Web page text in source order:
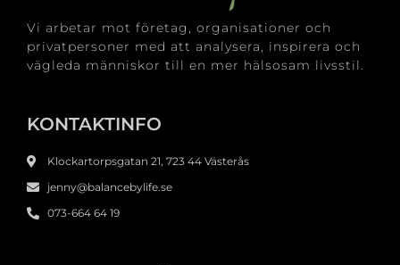
Vi arbetar mot företag, organisationer och
privatpersoner med att analysera, inspirera och
vägleda människor till en mer hälsosam livsstil.
KONTAKTINFO
Klockartorpsgatan 21, 723 44 Västerås
jenny@balancebylife.se
073-664 64 19